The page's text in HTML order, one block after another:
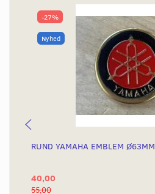
-27%
Nyhed
RUND YAMAHA EMBLEM Ø63MM
40,00
55,00